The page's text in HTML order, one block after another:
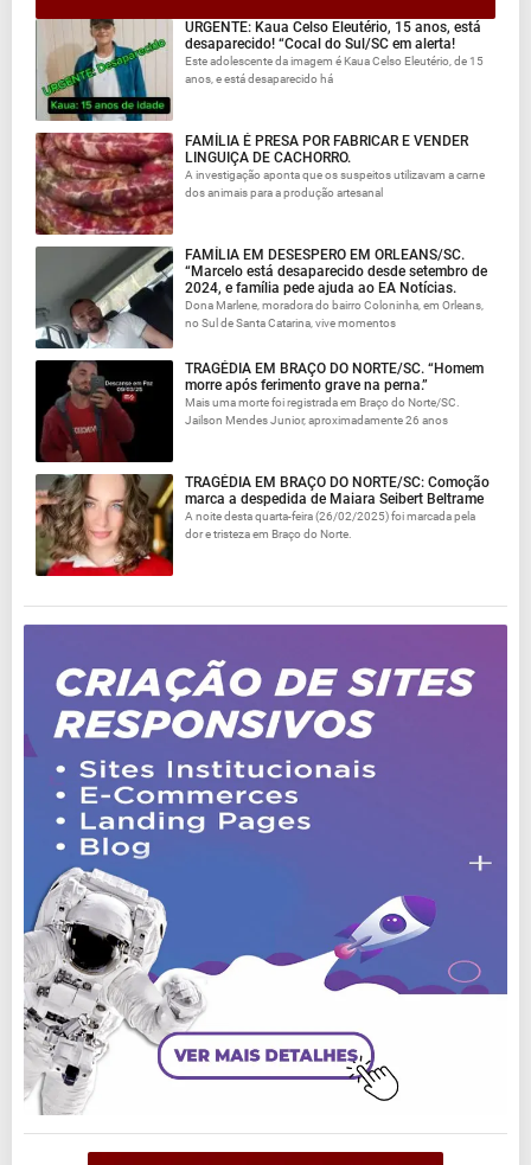
URGENTE: Kaua Celso Eleutério, 15 anos, está
desaparecido! “Cocal do Sul/SC em alerta!
Este adolescente da imagem é Kaua Celso Eleutério, de 15
anos, e está desaparecido há
FAMÍLIA É PRESA POR FABRICAR E VENDER
LINGUIÇA DE CACHORRO.
A investigação aponta que os suspeitos utilizavam a carne
dos animais para a produção artesanal
FAMÍLIA EM DESESPERO EM ORLEANS/SC.
“Marcelo está desaparecido desde setembro de
2024, e família pede ajuda ao EA Notícias.
Dona Marlene, moradora do bairro Coloninha, em Orleans,
no Sul de Santa Catarina, vive momentos
TRAGÉDIA EM BRAÇO DO NORTE/SC. “Homem
morre após ferimento grave na perna.”
Mais uma morte foi registrada em Braço do Norte/SC.
Jailson Mendes Junior, aproximadamente 26 anos
TRAGÉDIA EM BRAÇO DO NORTE/SC: Comoção
marca a despedida de Maiara Seibert Beltrame
A noite desta quarta-feira (26/02/2025) foi marcada pela
dor e tristeza em Braço do Norte.